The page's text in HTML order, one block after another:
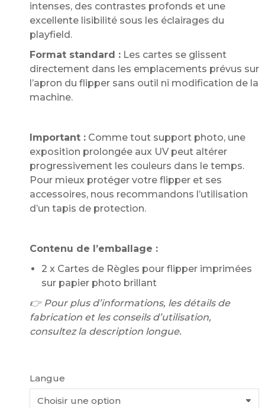
intenses, des contrastes profonds et une
excellente lisibilité sous les éclairages du
playfield.
Format standard : Les cartes se glissent
directement dans les emplacements prévus sur
l’apron du flipper sans outil ni modification de la
machine.
Important : Comme tout support photo, une
exposition prolongée aux UV peut altérer
progressivement les couleurs dans le temps.
Pour mieux protéger votre flipper et ses
accessoires, nous recommandons l’utilisation
d’un tapis de protection.
Contenu de l’emballage :
2 x Cartes de Règles pour flipper imprimées
sur papier photo brillant
👉 Pour plus d’informations, les détails de
fabrication et les conseils d’utilisation,
consultez la description longue.
Langue